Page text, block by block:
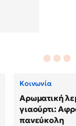
Κοινωνία
Αρωματική
γιαούρτι:
πανεύκολη